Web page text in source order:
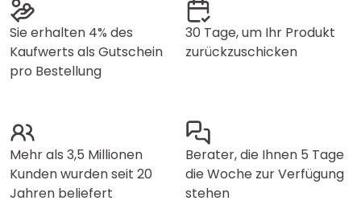
Sie erhalten 4% des
Kaufwerts als Gutschein
pro Bestellung
30 Tage, um Ihr Produkt
zurückzuschicken
Mehr als 3,5 Millionen
Kunden wurden seit 20
Jahren beliefert
Berater, die Ihnen 5 Tage
die Woche zur Verfügung
stehen